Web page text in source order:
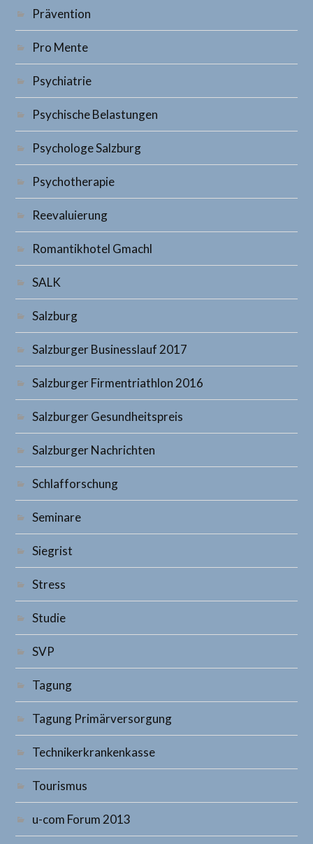
Prävention
Pro Mente
Psychiatrie
Psychische Belastungen
Psychologe Salzburg
Psychotherapie
Reevaluierung
Romantikhotel Gmachl
SALK
Salzburg
Salzburger Businesslauf 2017
Salzburger Firmentriathlon 2016
Salzburger Gesundheitspreis
Salzburger Nachrichten
Schlafforschung
Seminare
Siegrist
Stress
Studie
SVP
Tagung
Tagung Primärversorgung
Technikerkrankenkasse
Tourismus
u-com Forum 2013